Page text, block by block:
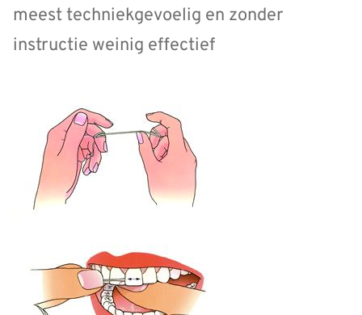
meest techniekgevoelig en zonder
instructie weinig effectief